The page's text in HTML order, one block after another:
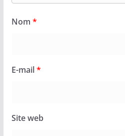
Nom *
E-mail*
Site web